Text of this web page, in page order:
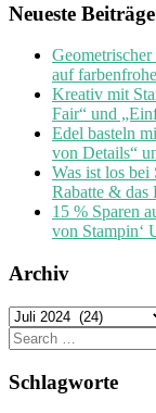
Neueste Beiträge
auf
Kreativ mit
Fair“ und
Edel basteln
von Details“
Was ist los
Rabatte & das
15 % Sparen
von Stampin‘
Archiv
Archiv
Search
for:
Schlagworte